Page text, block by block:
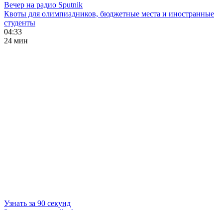
Вечер на радио Sputnik
Квоты для олимпиадников, бюджетные места и иностранные
студенты
04:33
24 мин
Узнать за 90 секунд